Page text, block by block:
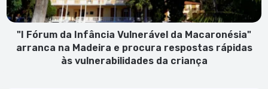
arranca
na
Madeira
"I Fórum da Infância Vulnerável da Macaronésia"
arranca na Madeira e procura respostas rápidas
às vulnerabilidades da criança